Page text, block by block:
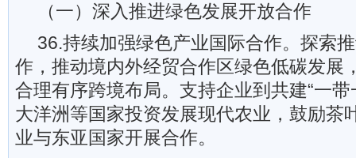
（一）深入推进绿色发展开放合作
36.持续加强绿色产业国际合作。探索
作，推动境内外经贸合作区绿色低碳发展
合理有序跨境布局。支持企业到共建“一
大洋洲等国家投资发展现代农业，鼓励茶
业与东亚国家开展合作。